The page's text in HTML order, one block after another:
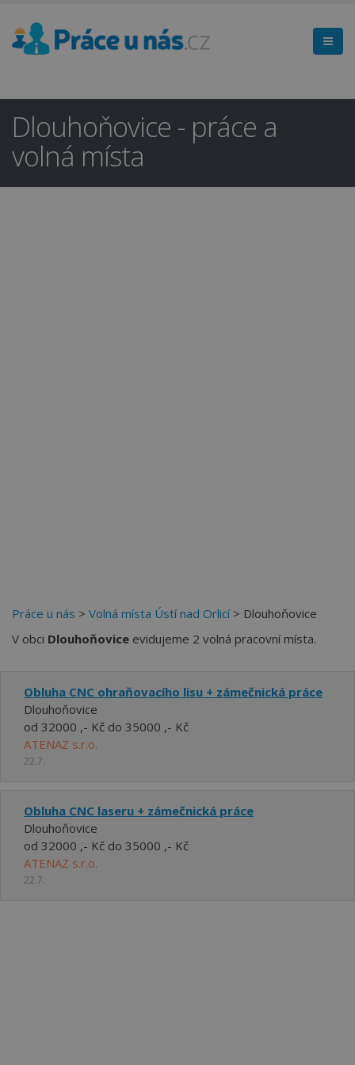
Dlouhoňovice - práce a
volná místa
Práce u nás > Volná místa Ústí nad Orlicí> Dlouhoňovice
V obci Dlouhoňovice evidujeme 2 volná pracovní místa.
Obluha CNC ohraňovacího lisu + zámečnická práce
Dlouhoňovice
od 32000 ,- Kč do 35000 ,- Kč
ATENAZ s.r.o.
22.7.
Obluha CNC laseru + zámečnická práce
Dlouhoňovice
od 32000 ,- Kč do 35000 ,- Kč
ATENAZ s.r.o.
22.7.
×
Hledáte práci